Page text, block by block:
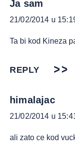
Ja sam
21/02/2014 u
Ta bi kod Kineza
REPLY
himalajac
21/02/2014 u
ali zato ce kod